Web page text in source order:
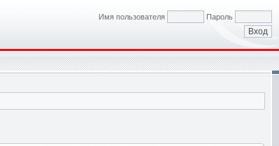
Имя пользователя Пароль